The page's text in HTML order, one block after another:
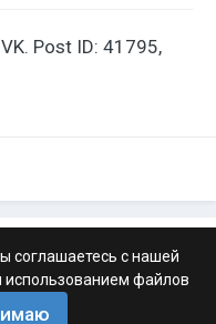
Post ID: 41795,
соглашаетесь с нашей
использованием файлов